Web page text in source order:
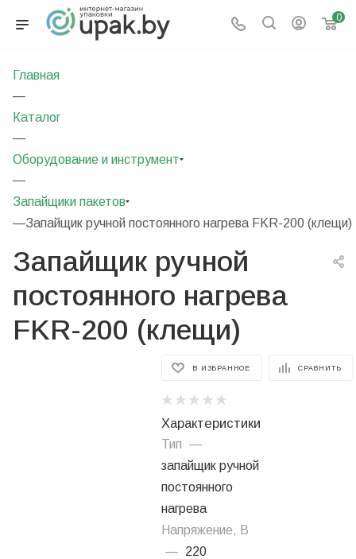
0
Главная
—
Каталог
—
Оборудование и инструмент
—
Запайщики пакетов
—Запайщик ручной постоянного нагрева FKR-200 (клещи)
Запайщик ручной
постоянного нагрева
FKR-200 (клещи)
В ИЗБРАННОЕ СРАВНИТЬ
Характеристики
Тип —
запайщик ручной
постоянного
нагрева
Напряжение, В
— 220